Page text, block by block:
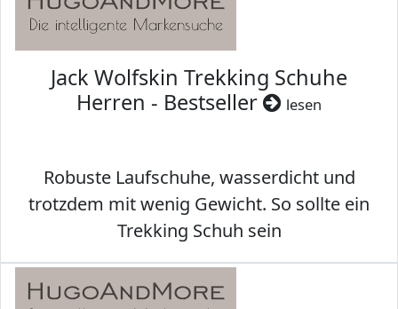
Jack Wolfskin Trekking Schuhe
Herren - Bestseller
lesen
Robuste Laufschuhe, wasserdicht und
trotzdem mit wenig Gewicht. So sollte ein
Trekking Schuh sein